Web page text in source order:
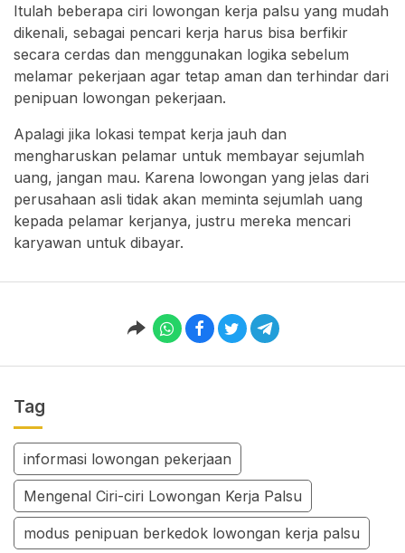
Itulah beberapa ciri lowongan kerja palsu yang mudah
dikenali, sebagai pencari kerja harus bisa berfikir
secara cerdas dan menggunakan logika sebelum
melamar pekerjaan agar tetap aman dan terhindar dari
penipuan lowongan pekerjaan.
Apalagi jika lokasi tempat kerja jauh dan
mengharuskan pelamar untuk membayar sejumlah
uang, jangan mau. Karena lowongan yang jelas dari
perusahaan asli tidak akan meminta sejumlah uang
kepada pelamar kerjanya, justru mereka mencari
karyawan untuk dibayar.
Tag
informasi lowongan pekerjaan
Mengenal Ciri-ciri Lowongan Kerja Palsu
modus penipuan berkedok lowongan kerja palsu